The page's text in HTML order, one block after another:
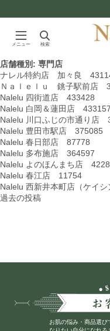
メニュー 検索
店舗種別: 専門店
ナレル特約店 加々良
Ｎａｌｅｌｕ 銚子駅前店
Nalelu 四街道店 433428
Nalelu 白岡＆蓮田店 433157
Nalelu 川口ふじの市通り店
Nalelu 豊田市駅店 375085
Nalelu 春日部店 87778
Nalelu 多布施店 364597
Nalelu よのほんまち店
Nalelu 春江店 11754
Nalelu 西新井本町店（ケイ
投
シ
過去の投稿
お肌の悩み・商品選び